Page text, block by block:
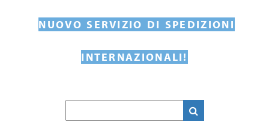
NUOVO SERVIZIO DI SPEDIZIONI
INTERNAZIONALI!